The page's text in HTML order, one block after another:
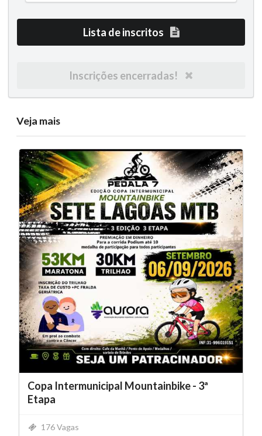
Lista de inscritos
Inscrições encerradas!
Veja mais
Copa Intermunicipal Mountainbike - 3ª
Etapa
176 Vagas